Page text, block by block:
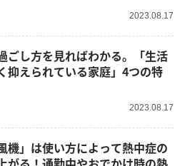
2023.08.17
ごし方を見ればわかる。「生活
抑えられている家庭」4つの特
2023.08.17
機」は使い方によって熱中症の